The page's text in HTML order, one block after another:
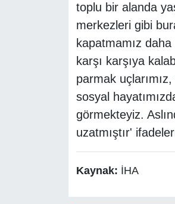
toplu bir alanda
merkezleri gibi
kapatmamız
karşı karşıya
parmak
sosyal
görmekteyiz.
uzatmıştır'
Kaynak: İHA